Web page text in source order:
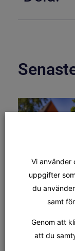
Vi använder
uppgifter
du
samt
Genom att
att du